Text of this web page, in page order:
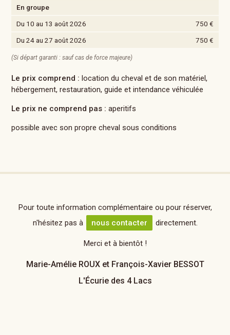
En groupe
Du 10 au 13 août 2026
750 €
Du 24 au 27 août 2026
750 €
(Si départ garanti : sauf cas de force majeure)
Le prix comprend : location du cheval et de son matériel,
hébergement, restauration, guide et intendance véhiculée
Le prix ne comprend pas : aperitifs
possible avec son propre cheval sous conditions
Pour toute information complémentaire ou pour réserver,
n'hésitez pas à
nous contacter directement.
Merci et à bientôt !
Marie-Amélie ROUX et François-Xavier BESSOT
L'Écurie des 4 Lacs